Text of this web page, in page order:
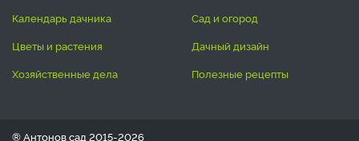
календарь дачника
сад и огород
цветы и растения
дачный дизайн
хозяйственные дела
полезные рецепты
® Антонов сад 2015-2026